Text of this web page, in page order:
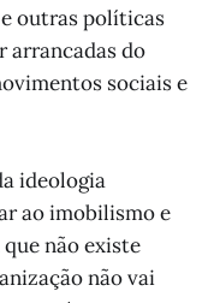
outras políticas
arrancadas do
sociais e
ideologia
ao imobilismo e
não existe
não vai